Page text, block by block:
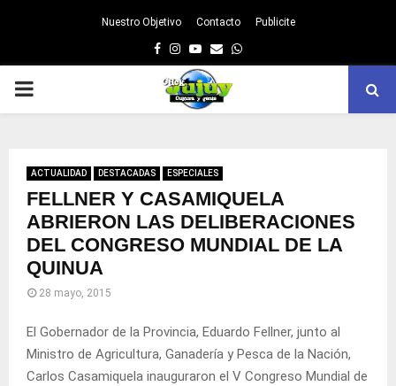
Nuestro Objetivo Contacto Publicite
Facebook
Instagram
Youtube
EmailWhatsapp
PRIMARY
ACTUALIDAD DESTACADAS ESPECIALES
FELLNER Y CASAMIQUELA
ABRIERON LAS DELIBERACIONES
DEL CONGRESO MUNDIAL DE LA
QUINUA
28 mayo, 2015
El Gobernador de la Provincia, Eduardo Fellner, junto al
Ministro de Agricultura, Ganadería y Pesca de la Nación,
Carlos Casamiquela inauguraron el V Congreso Mundial de